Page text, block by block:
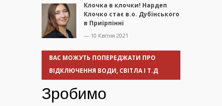
Клочка в клочки! Нардеп
Клочко стає в.о. Дубінського
в Приірпінні
— 10 Квітня 2021
ВАС МОЖУТЬ ПОПЕРЕДЖАТИ ПРО
ВІДКЛЮЧЕННЯ ВОДИ, СВІТЛА І Т.Д